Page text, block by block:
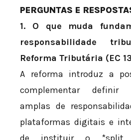
PERGUNTAS E
1. O que muda
responsabilidade
Reforma Tributária (EC
A reforma introduz a
complementar definir
amplas de
plataformas digitais e
de instituir o *split